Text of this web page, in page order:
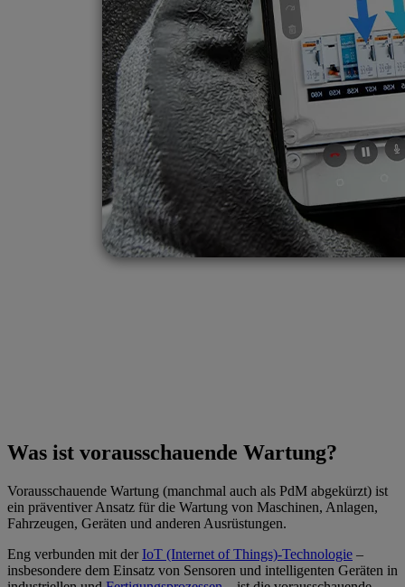
Was ist vorausschauende Wartung?
Vorausschauende Wartung (manchmal auch als PdM abgekürzt) ist
ein präventiver Ansatz für die Wartung von Maschinen, Anlagen,
Fahrzeugen, Geräten und anderen Ausrüstungen.
Eng verbunden mit derIoT (Internet of Things)-Technologie –
insbesondere dem Einsatz von Sensoren und intelligenten Geräten in